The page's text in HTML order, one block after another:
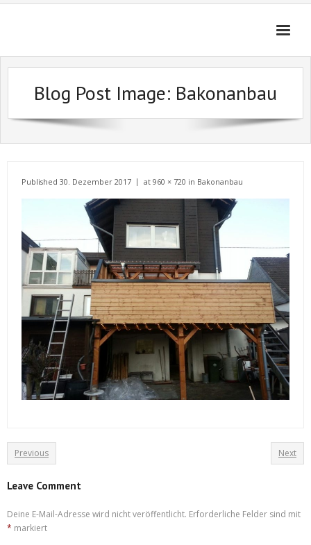
Skip
Blog Post Image: Bakonanbau
Published 30. Dezember 2017 at 960 × 720 in Bakonanbau
Previous Next
Leave Comment
Deine E-Mail-Adresse wird nicht veröffentlicht. Erforderliche Felder sind mit
* markiert